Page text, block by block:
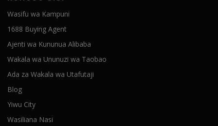
Wasifu wa Kampuni
1688 Buying Agent
Ajenti wa Kununua Alibaba
Wakala wa Ununuzi wa Taobao
Ada za Wakala wa Utafutaji
Blog
Yiwu City
Wasiliana Nasi